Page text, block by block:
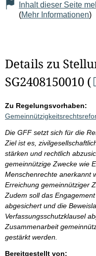
Inhalt dieser Seite
(Mehr Informationen)
Details zu
SG2408150010 (
Zu Regelungsvorhaben:
Die GFF setzt sich für die
Ziel ist es,
stärken und rechtlich
gemeinnützige Zwecke wie
Menschenrechte anerkannt
Erreichung gemeinnütziger
Zudem soll das
abgesichert und die
Verfassungsschutzklausel
Zusammenarbeit
gestärkt werden.
Bereitgestellt von: